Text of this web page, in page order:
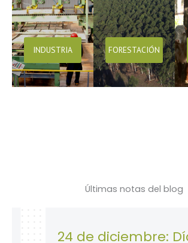
INDUSTRIA FORESTACIÓN
Últimas notas del blog
24 de diciembre: Día